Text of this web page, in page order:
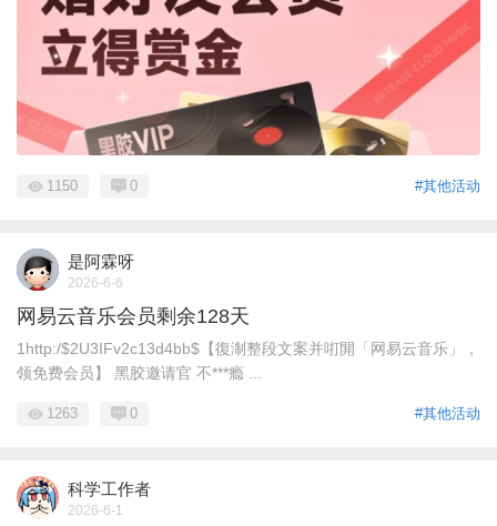
#其他活动
1150 0
是阿霖呀
2026-6-6
网易云音乐会员剩余128天
1http:/$2U3IFv2c13d4bb$【復淛整段文案并咑閞「网易云音乐」，
领免费会员】 黑胶邀请官 不***瘾 ...
#其他活动
1263 0
科学工作者
2026-6-1